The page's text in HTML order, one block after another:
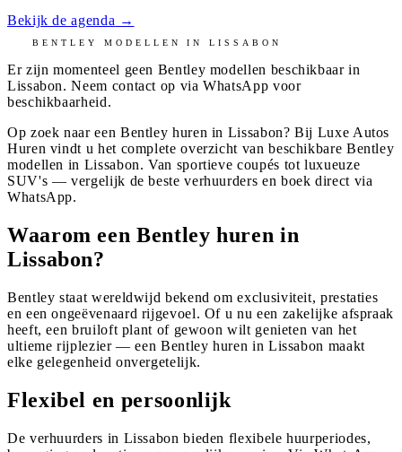
Bekijk de agenda →
BENTLEY MODELLEN INLISSABON
Er zijn momenteel geen Bentley modellen beschikbaar in
Lissabon. Neem contact op via WhatsApp voor
beschikbaarheid.
Op zoek naar een Bentley huren in Lissabon? Bij Luxe Autos
Huren vindt u het complete overzicht van beschikbare Bentley
modellen in Lissabon. Van sportieve coupés tot luxueuze
SUV's — vergelijk de beste verhuurders en boek direct via
WhatsApp.
Waarom een Bentley huren in
Lissabon?
Bentley staat wereldwijd bekend om exclusiviteit, prestaties
en een ongeëvenaard rijgevoel. Of u nu een zakelijke afspraak
heeft, een bruiloft plant of gewoon wilt genieten van het
ultieme rijplezier — een Bentley huren in Lissabon maakt
elke gelegenheid onvergetelijk.
Flexibel en persoonlijk
De verhuurders in Lissabon bieden flexibele huurperiodes,